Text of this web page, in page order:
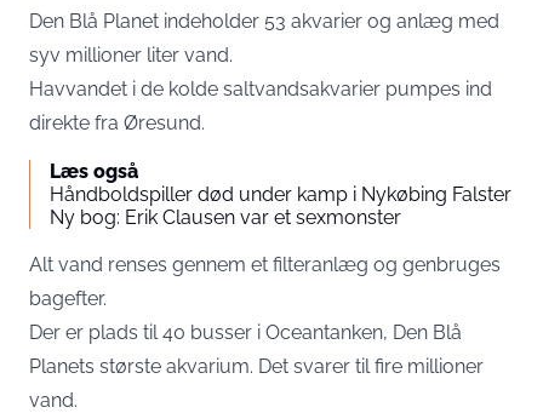
Den Blå Planet indeholder 53 akvarier og anlæg med
syv millioner liter vand.
Havvandet i de kolde saltvandsakvarier pumpes ind
direkte fra Øresund.
Læs også
Håndboldspiller død under kamp i Nykøbing Falster
Ny bog: Erik Clausen var et sexmonster
Alt vand renses gennem et filteranlæg og genbruges
bagefter.
Der er plads til 40 busser i Oceantanken, Den Blå
Planets største akvarium. Det svarer til fire millioner
vand.